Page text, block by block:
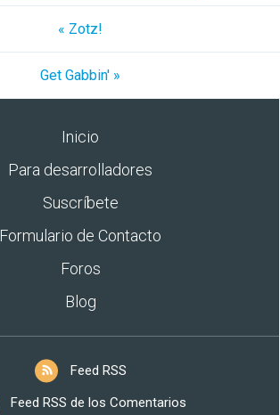
« Zotz!
Get Gabbin' »
Inicio
Para desarrolladores
Suscríbete
Formulario de Contacto
Foros
Blog
Feed RSS
Feed RSS de los Comentarios